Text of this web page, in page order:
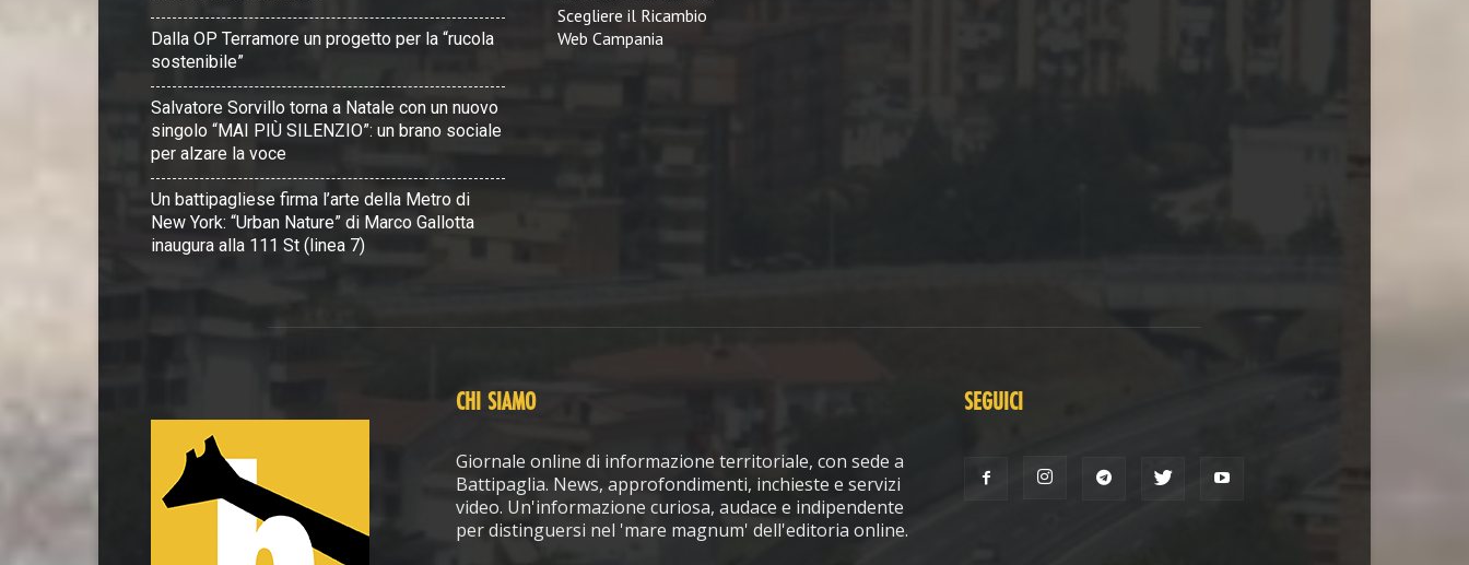
Dalla OP Terramore un progetto per la “rucola
sostenibile”
Salvatore Sorvillo torna a Natale con un nuovo
singolo “MAI PIÙ SILENZIO”: un brano sociale
per alzare la voce
Un battipagliese firma l’arte della Metro di
New York: “Urban Nature” di Marco Gallotta
inaugura alla 111 St (linea 7)
Scegliere il Ricambio
Web Campania
CHI SIAMO
Giornale online di informazione territoriale, con sede a
Battipaglia. News, approfondimenti, inchieste e servizi
video. Un'informazione curiosa, audace e indipendente
per distinguersi nel 'mare magnum' dell'editoria online.
SEGUICI